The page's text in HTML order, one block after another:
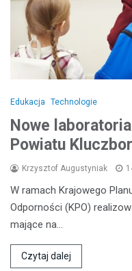
Edukacja Technologie
Nowe
Powiatu
Krzysztof Augustyniak
W ramach Krajowego
Odporności (KPO)
mające na…
Czytaj dalej